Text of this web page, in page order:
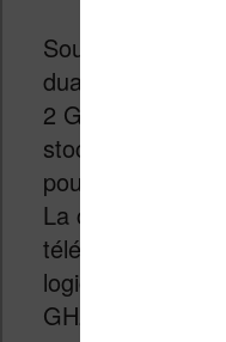
Sous le capot,
dual-core
2 Go de RAM
stockage interne.
pour carte SD
La connexion à
téléchargement
logicielles se
GHz) et